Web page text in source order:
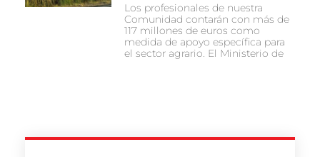
Los profesionales de nuestra
Comunidad contarán con más de
117 millones de euros como
medida de apoyo específica para
el sector agrario. El Ministerio de